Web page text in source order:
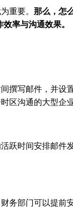
重要。那么，怎
率与沟通效果。
撰写邮件，并设
区沟通的大型企
跃时间安排邮
务部门可以提前